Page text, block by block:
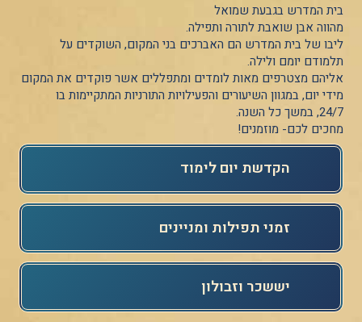
בית המדרש בגבעת שמואל
מהווה אבן שואבת לתורה ותפילה.
ליבו של בית המדרש הם האברכים בני המקום, השוקדים על
תלמודם יומם ולילה.
אליהם מצטרפים מאות לומדים ומתפללים אשר פוקדים את המקום
מידי יום, במגוון השיעורים והפעילויות התורניות המתקיימות בו
24/7, במשך כל השנה.
מחכים לכם- מוזמנים!
הקדשת יום לימוד​
זמני תפילות ומניינים
יששכר וזבולון